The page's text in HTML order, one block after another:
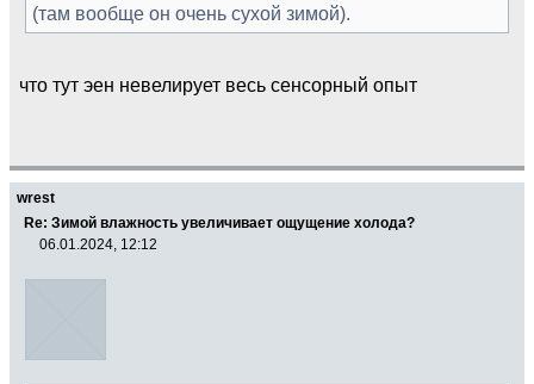
(там вообще он очень сухой зимой).
что тут эен невелирует весь сенсорный опыт
wrest
Re: Зимой влажность увеличивает ощущение холода?
06.01.2024, 12:12